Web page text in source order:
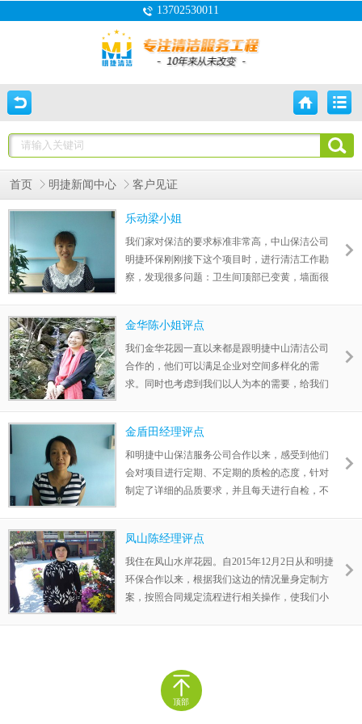
13702530011
首页 明捷新闻中心 客户见证
乐动梁小姐
我们家对保洁的要求标准非常高，中山保洁公司
明捷环保刚刚接下这个项目时，进行清洁工作勘
察，发现很多问题：卫生间顶部已变黄，墙面很
专业，才留下这么多问题。以后不换了，就认准
最专业的明捷环保!
金华陈小姐评点
我们金华花园一直以来都是跟明捷中山清洁公司
合作的，他们可以满足企业对空间多样化的需
求。同时也考虑到我们以人为本的需要，给我们
调整后的分组搭配以互补为原则，确保了每天的
工作能够既高效，又保质保量的完成。赞!
金盾田经理评点
和明捷中山保洁服务公司合作以来，感受到他们
会对项目进行定期、不定期的质检的态度，针对
制定了详细的品质要求，并且每天进行自检，不
三，确保类似问题不重复发生， 真正达到我们要
求的卫生质量。非常棒!
凤山陈经理评点
我住在凤山水岸花园。自2015年12月2日从和明捷
环保合作以来，根据我们这边的情况量身定制方
案，按照合同规定流程进行相关操作，使我们小
有执行力的团队。非常满意!给五星好评!
顶部